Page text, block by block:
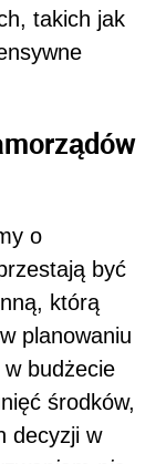
takich jak
o
być
którą
planowaniu
budżecie
środków,
decyzji w